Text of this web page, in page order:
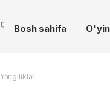
Bosh sahifa
Yangiliklar